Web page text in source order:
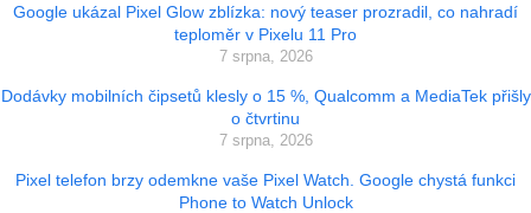
Google ukázal Pixel Glow zblízka: nový teaser prozradil, co nahradí
teploměr v Pixelu 11 Pro
7 srpna, 2026
Dodávky mobilních čipsetů klesly o 15 %, Qualcomm a MediaTek přišly
o čtvrtinu
7 srpna, 2026
Pixel telefon brzy odemkne vaše Pixel Watch. Google chystá funkci
Phone to Watch Unlock